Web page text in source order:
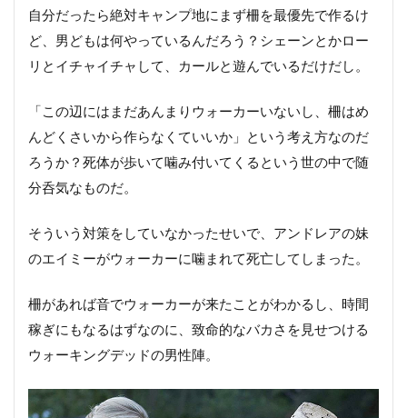
自分だったら絶対キャンプ地にまず柵を最優先で作るけ
ど、男どもは何やっているんだろう？シェーンとかロー
リとイチャイチャして、カールと遊んでいるだけだし。
「この辺にはまだあんまりウォーカーいないし、柵はめ
んどくさいから作らなくていいか」という考え方なのだ
ろうか？死体が歩いて噛み付いてくるという世の中で随
分呑気なものだ。
そういう対策をしていなかったせいで、アンドレアの妹
のエイミーがウォーカーに噛まれて死亡してしまった。
柵があれば音でウォーカーが来たことがわかるし、時間
稼ぎにもなるはずなのに、致命的なバカさを見せつける
ウォーキングデッドの男性陣。